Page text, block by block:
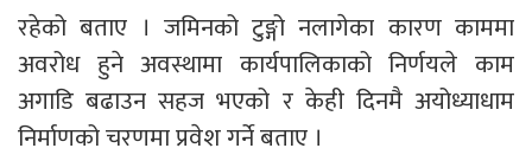
रहेको बताए । जमिनको टुङ्गो नलागेका कारण काममा
अवरोध हुने अवस्थामा कार्यपालिकाको निर्णयले काम
अगाडि बढाउन सहज भएको र केही दिनमै अयोध्याधाम
निर्माणको चरणमा प्रवेश गर्ने बताए ।